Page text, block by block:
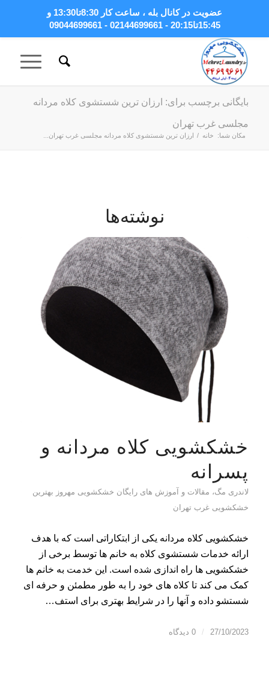
بایگانی برچسب برای: ارزان ترین شستشوی کلاه مردانه
مجلسی غرب تهران
مکان شما: خانه / ارزان ترین شستشوی کلاه مردانه مجلسی غرب تهران...
نوشته‌ها
خشکشویی کلاه مردانه و
پسرانه
لاندری مگ، مقالات و آموزش های رایگان خشکشویی مهروز بهترین
خشکشویی غرب تهران
خشکشویی کلاه مردانه یکی از ابتکاراتی است که با هدف
ارائه خدمات شستشوی کلاه به خانم ها توسط برخی از
خشکشویی ها راه اندازی شده است. این خدمت به خانم ها
کمک می کند تا کلاه های خود را به طور مطمئن و حرفه ای
شستشو داده و آنها را در شرایط بهتری برای استف…
27/10/2023
/ 0 دیدگاه
عضویت در کانال بله
، ساعت کار 8:30تا13:30 و
15:45تا20:15 - 02144699661 - 09044699661